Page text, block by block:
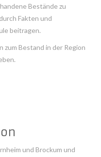
Bestände zu
Fakten und
beitragen.
zum Bestand in der Region
und Brockum und